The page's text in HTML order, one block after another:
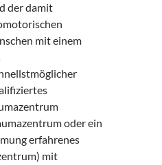
der damit
mit einem
oder ein
erfahrenes
mit